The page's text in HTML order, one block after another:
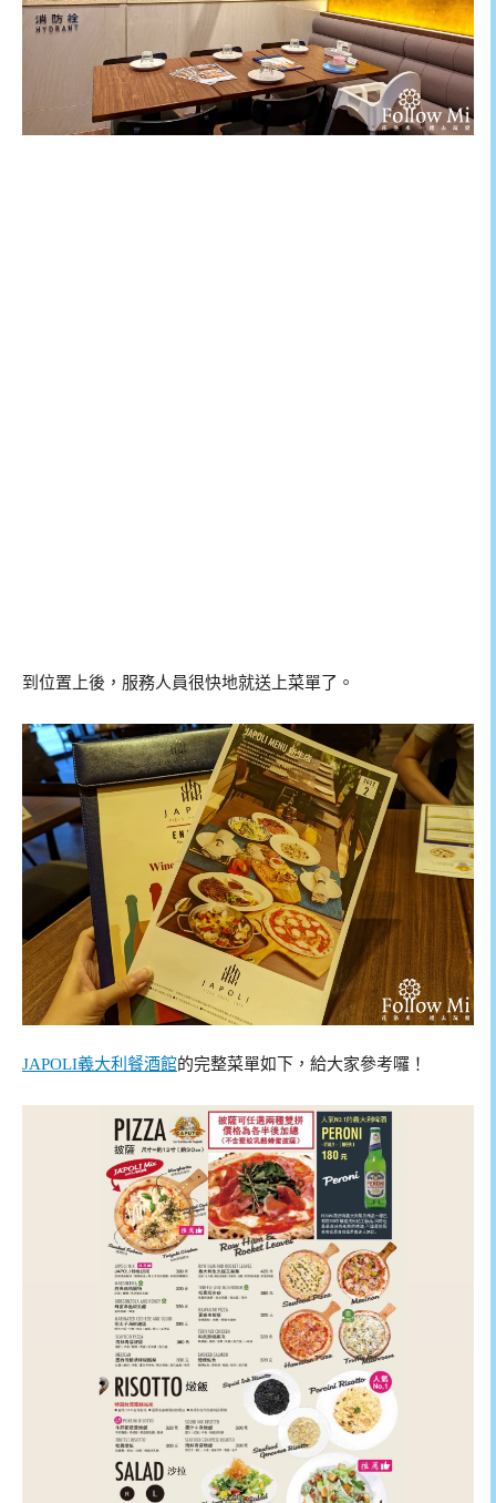
到位置上後，服務人員很快地就送上菜單了。
JAPOLI義大利餐酒館的完整菜單如下，給大家參考囉！